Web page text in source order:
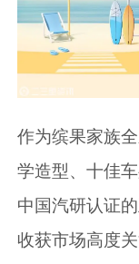
作为缤果家族
学造型、十佳
中国汽研认证
收获市场高度